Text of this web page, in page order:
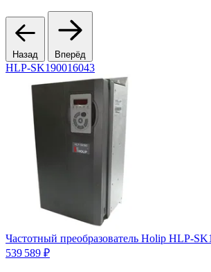
Назад Вперёд
HLP-SK190016043
Частотный преобразователь Holip HLP-
539 589 ₽